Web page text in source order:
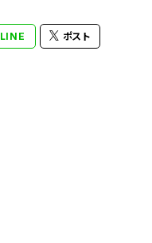
LINE ポスト